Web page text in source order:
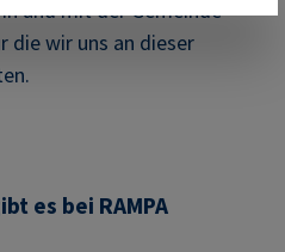
und mit der Gemeinde
die wir uns an dieser
es bei RAMPA